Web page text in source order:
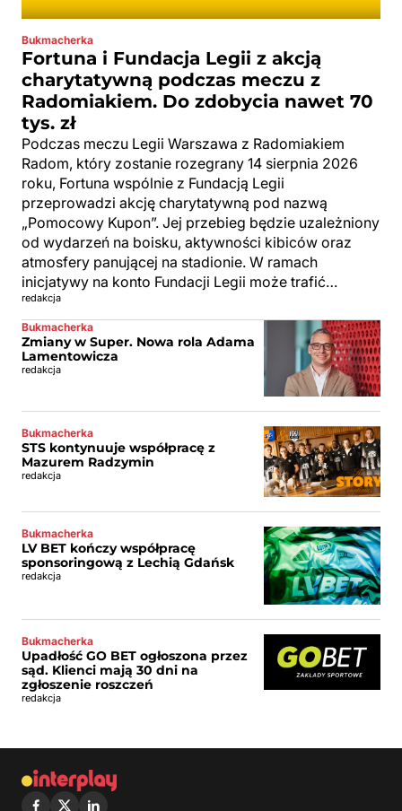
Bukmacherka
Fortuna i Fundacja Legii z akcją
charytatywną podczas meczu z
Radomiakiem. Do zdobycia nawet 70
tys. zł
Podczas meczu Legii Warszawa z Radomiakiem
Radom, który zostanie rozegrany 14 sierpnia 2026
roku, Fortuna wspólnie z Fundacją Legii
przeprowadzi akcję charytatywną pod nazwą
„Pomocowy Kupon”. Jej przebieg będzie uzależniony
od wydarzeń na boisku, aktywności kibiców oraz
atmosfery panującej na stadionie. W ramach
inicjatywy na konto Fundacji Legii może trafić…
redakcja
Bukmacherka
Zmiany w Super. Nowa rola Adama
Lamentowicza
redakcja
Bukmacherka
STS kontynuuje współpracę z
Mazurem Radzymin
redakcja
Bukmacherka
LV BET kończy współpracę
sponsoringową z Lechią Gdańsk
redakcja
Bukmacherka
Upadłość GO BET ogłoszona przez
sąd. Klienci mają 30 dni na
zgłoszenie roszczeń
redakcja